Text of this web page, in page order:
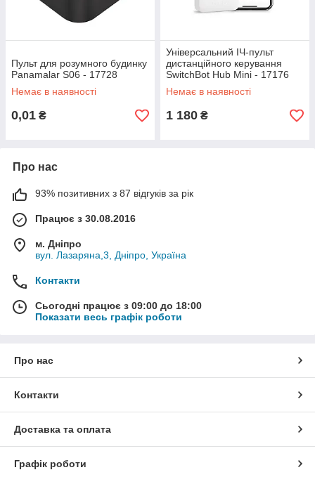
Пульт для розумного будинку
Panamalar S06 - 17728
Немає в наявності
0,01 ₴
Універсальний ІЧ-пульт
дистанційного керування
SwitchBot Hub Mini - 17176
Немає в наявності
1 180 ₴
Про нас
93% позитивних з 87 відгуків за рік
Працює з 30.08.2016
м. Дніпро
вул. Лазаряна,3, Дніпро, Україна
Контакти
Сьогодні працює з 09:00 до 18:00
Показати весь графік роботи
Про нас
Контакти
Доставка та оплата
Графік роботи